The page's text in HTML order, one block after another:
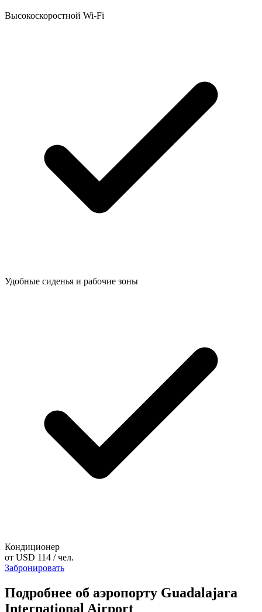
Высокоскоростной Wi-Fi
Удобные сиденья и рабочие зоны
Кондиционер
от USD 114 / чел.
Забронировать
Подробнее об аэропорту Guadalajara
International Airport